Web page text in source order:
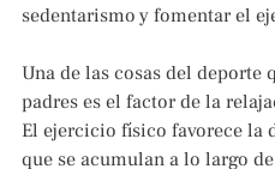
sedentarismo y fomentar el
Una de las cosas del deporte
padres es el factor de la
El ejercicio físico favorece la
que se acumulan a lo largo